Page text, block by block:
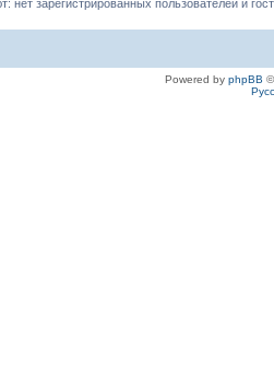
зарегистрированных пользователей и
Powered by phpBB